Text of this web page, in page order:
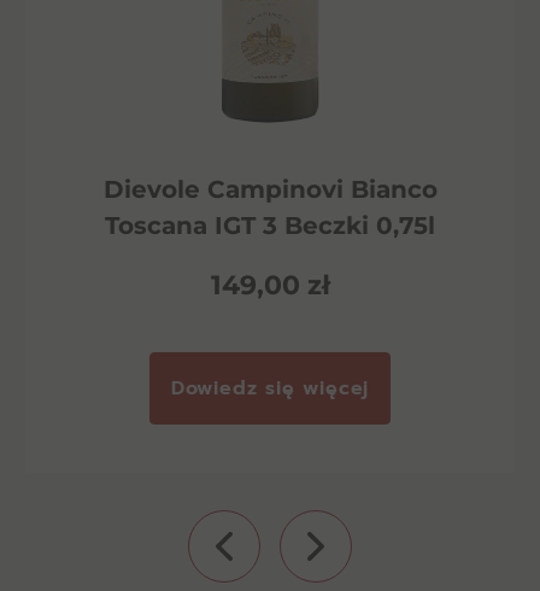
Dievole Campinovi Bianco
Toscana IGT 3 Beczki 0,75l
149,00 zł
Dowiedz się więcej